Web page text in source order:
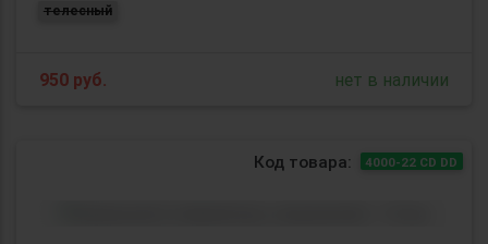
телесный
950 руб. нет в наличии
Код товара: 4000-22 CD DD